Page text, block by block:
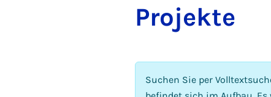
Pro­jek­te
Suchen Sie per